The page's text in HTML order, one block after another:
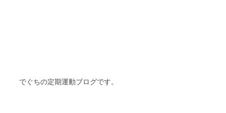
でぐちの定期運動ブログです。